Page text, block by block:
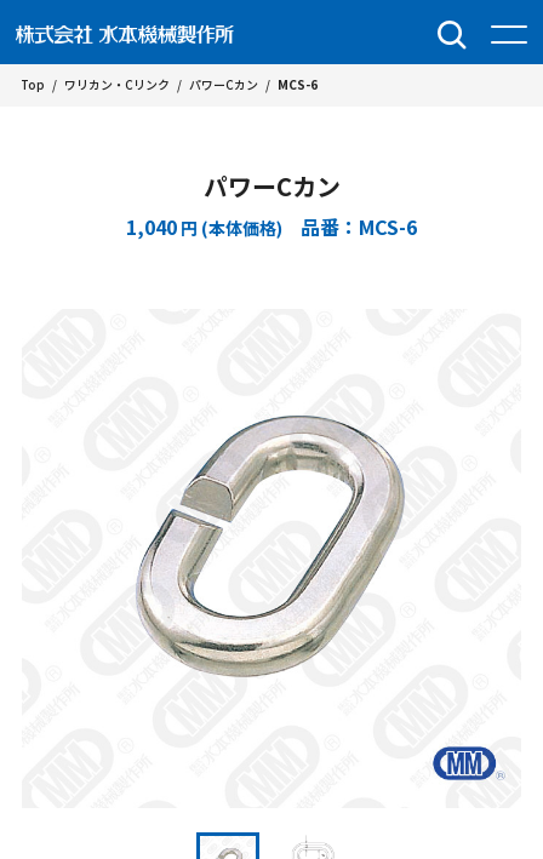
Top / ワリカン・Cリンク / パワーCカン / MCS-6
パワーCカン
1,040 円 (本体価格) 品番：MCS-6